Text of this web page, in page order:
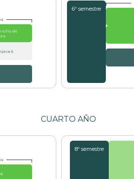
de
5
6º semestre
CUARTO AÑO
8º semestre